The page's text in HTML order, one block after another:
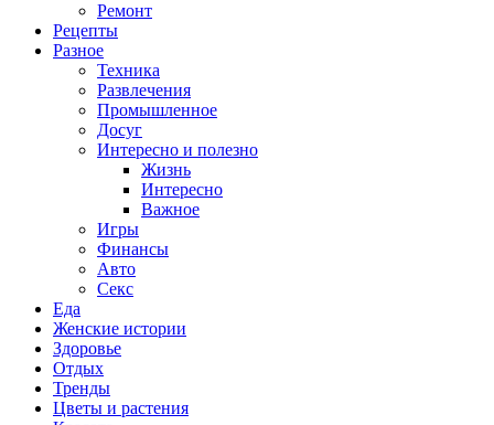
Ремонт
Рецепты
Разное
Техника
Развлечения
Промышленное
Досуг
Интересно и полезно
Жизнь
Интересно
Важное
Игры
Финансы
Авто
Секс
Еда
Женские истории
Здоровье
Отдых
Тренды
Цветы и растения